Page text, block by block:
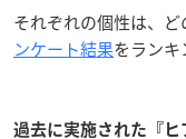
それぞれの個性は、
ンケート結果をランキ
過去に実施された『ヒ